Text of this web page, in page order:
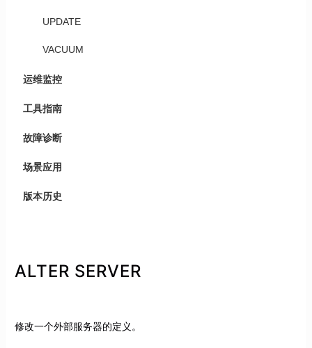
UPDATE
VACUUM
运维监控
工具指南
故障诊断
场景应用
版本历史
ALTER SERVER
修改一个外部服务器的定义。